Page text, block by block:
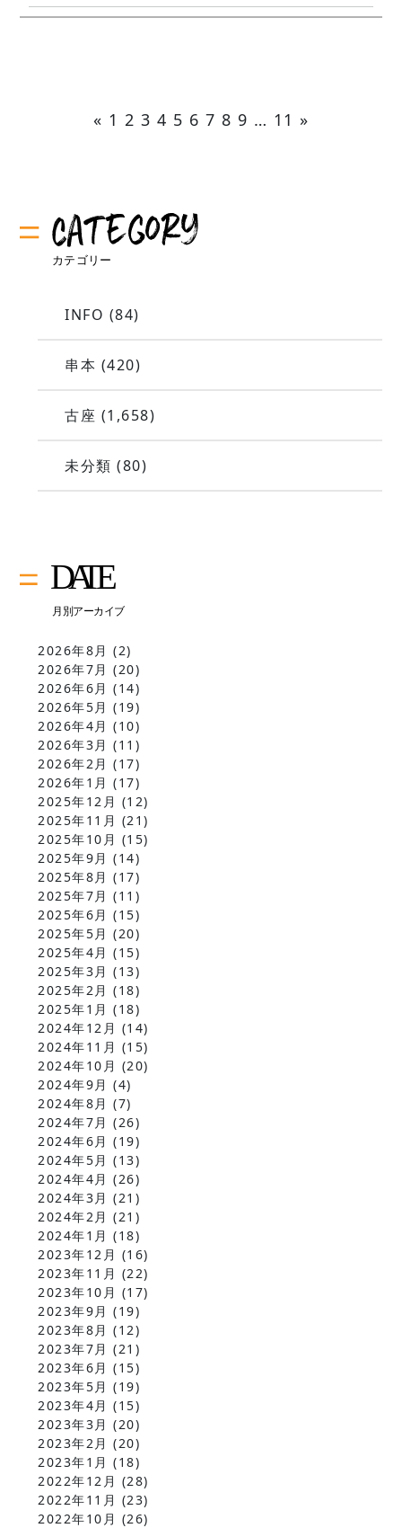
« 1 2 3 4 5 6 7 8 9 … 11 »
INFO (84)
串本 (420)
古座 (1,658)
未分類 (80)
2026年8月 (2)
2026年7月 (20)
2026年6月 (14)
2026年5月 (19)
2026年4月 (10)
2026年3月 (11)
2026年2月 (17)
2026年1月 (17)
2025年12月 (12)
2025年11月 (21)
2025年10月 (15)
2025年9月 (14)
2025年8月 (17)
2025年7月 (11)
2025年6月 (15)
2025年5月 (20)
2025年4月 (15)
2025年3月 (13)
2025年2月 (18)
2025年1月 (18)
2024年12月 (14)
2024年11月 (15)
2024年10月 (20)
2024年9月 (4)
2024年8月 (7)
2024年7月 (26)
2024年6月 (19)
2024年5月 (13)
2024年4月 (26)
2024年3月 (21)
2024年2月 (21)
2024年1月 (18)
2023年12月 (16)
2023年11月 (22)
2023年10月 (17)
2023年9月 (19)
2023年8月 (12)
2023年7月 (21)
2023年6月 (15)
2023年5月 (19)
2023年4月 (15)
2023年3月 (20)
2023年2月 (20)
2023年1月 (18)
2022年12月 (28)
2022年11月 (23)
2022年10月 (26)